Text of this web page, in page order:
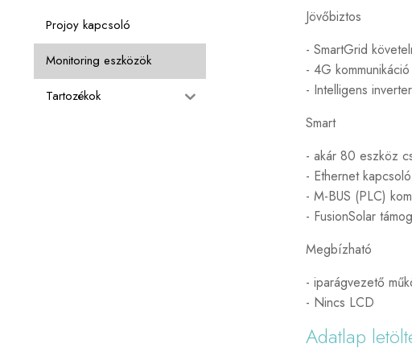
Projoy kapcsoló
Monitoring eszközök
Tartozékok
Jövőbiztos
- SmartGrid
- 4G
- Intelligens
Smart
- akár 80 eszköz
- Ethernet
- M-BUS (PLC)
- FusionSolar
Megbízható
- iparágvezető
- Nincs LCD
Adatlap